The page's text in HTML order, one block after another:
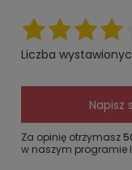
Liczba
Napisz
Za opinię otrzymasz
w naszym programie